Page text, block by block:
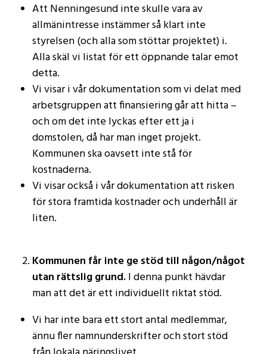
Att Nenningesund inte skulle vara av
allmänintresse instämmer så klart inte
styrelsen (och alla som stöttar projektet) i.
Alla skäl vi listat för ett öppnande talar emot
detta.
Vi visar i vår dokumentation som vi delat med
arbetsgruppen att finansiering går att hitta –
och om det inte lyckas efter ett ja i
domstolen, då har man inget projekt.
Kommunen ska oavsett inte stå för
kostnaderna.
Vi visar också i vår dokumentation att risken
för stora framtida kostnader och underhåll är
liten.
Kommunen får inte ge stöd till någon/något
utan rättslig grund.I denna punkt hävdar
man att det är ett individuellt riktat stöd.
Vi har inte bara ett stort antal medlemmar,
ännu fler namnunderskrifter och stort stöd